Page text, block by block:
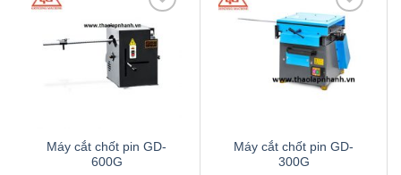
Thêm
to
wishlist
Máy cắt chốt pin GD-
600G
Thêm
to
wishlist
Máy cắt chốt pin GD-
300G